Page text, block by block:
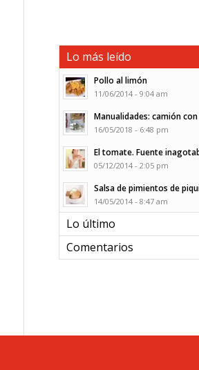
Lo más leído
Pollo al limón
11/06/2014 - 9:04 am
Manualidades: camión con
16/05/2018 - 6:48 pm
El tomate. Fuente
05/12/2014 - 2:05 pm
Salsa de pimientos de
14/05/2014 - 8:47 am
Lo último
Comentarios